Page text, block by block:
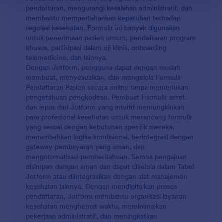
pendaftaran, mengurangi kesalahan administratif, dan
membantu mempertahankan kepatuhan terhadap
regulasi kesehatan. Formulir ini banyak digunakan
untuk penerimaan pasien umum, pendaftaran program
khusus, partisipasi dalam uji klinis, onboarding
telemedicine, dan lainnya.
Dengan Jotform, pengguna dapat dengan mudah
membuat, menyesuaikan, dan mengelola Formulir
Pendaftaran Pasien secara online tanpa memerlukan
pengetahuan pengkodean. Pembuat Formulir seret
dan lepas dari Jotform yang intuitif memungkinkan
para profesional kesehatan untuk merancang formulir
yang sesuai dengan kebutuhan spesifik mereka,
menambahkan logika kondisional, berintegrasi dengan
gateway pembayaran yang aman, dan
mengotomatisasi pemberitahuan. Semua pengajuan
disimpan dengan aman dan dapat dikelola dalam Tabel
Jotform atau diintegrasikan dengan alat manajemen
kesehatan lainnya. Dengan mendigitalkan proses
pendaftaran, Jotform membantu organisasi layanan
kesehatan menghemat waktu, meminimalkan
pekerjaan administratif, dan meningkatkan